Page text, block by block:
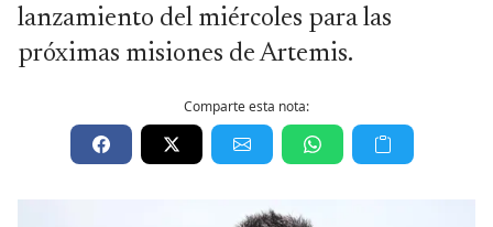
lanzamiento del miércoles para las
próximas misiones de Artemis.
Comparte esta nota: